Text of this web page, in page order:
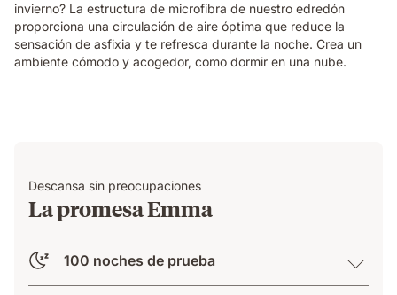
invierno? La estructura de microfibra de nuestro edredón
proporciona una circulación de aire óptima que reduce la
sensación de asfixia y te refresca durante la noche. Crea un
ambiente cómodo y acogedor, como dormir en una nube.
Descansa sin preocupaciones
La promesa Emma
100 noches de prueba